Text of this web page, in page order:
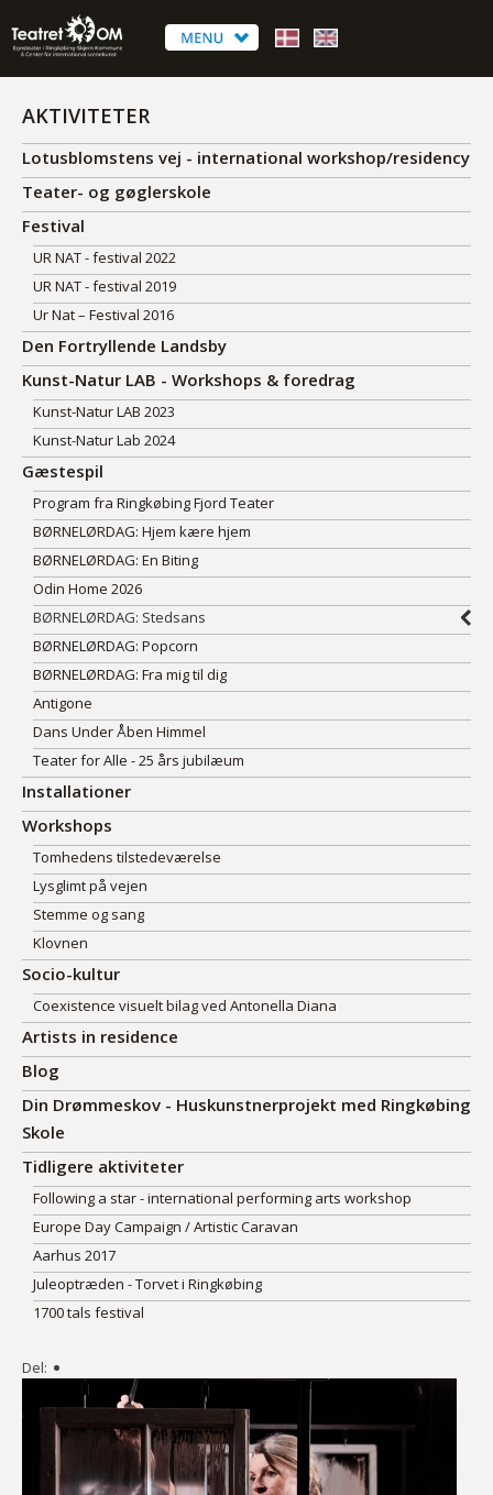
AKTIVITETER
Lotusblomstens vej - international workshop/residency
Teater- og gøglerskole
Festival
UR NAT - festival 2022
UR NAT - festival 2019
Ur Nat – Festival 2016
Den Fortryllende Landsby
Kunst-Natur LAB - Workshops & foredrag
Kunst-Natur LAB 2023
Kunst-Natur Lab 2024
Gæstespil
Program fra Ringkøbing Fjord Teater
BØRNELØRDAG: Hjem kære hjem
BØRNELØRDAG: En Biting
Odin Home 2026
BØRNELØRDAG: Stedsans
BØRNELØRDAG: Popcorn
BØRNELØRDAG: Fra mig til dig
Antigone
Dans Under Åben Himmel
Teater for Alle - 25 års jubilæum
Installationer
Workshops
Tomhedens tilstedeværelse
Lysglimt på vejen
Stemme og sang
Klovnen
Socio-kultur
Coexistence visuelt bilag ved Antonella Diana
Artists in residence
Blog
Din Drømmeskov - Huskunstnerprojekt med Ringkøbing
Skole
Tidligere aktiviteter
Following a star - international performing arts workshop
Europe Day Campaign / Artistic Caravan
Aarhus 2017
Juleoptræden - Torvet i Ringkøbing
1700 tals festival
Del: